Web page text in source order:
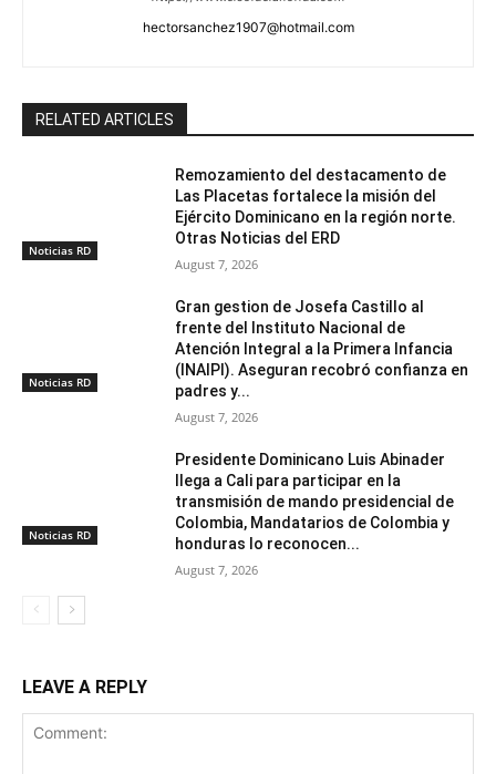
hectorsanchez1907@hotmail.com
RELATED ARTICLES
Noticias RD
Remozamiento del destacamento de
Las Placetas fortalece la misión del
Ejército Dominicano en la región norte.
Otras Noticias del ERD
August 7, 2026
Noticias RD
Gran gestion de Josefa Castillo al
frente del Instituto Nacional de
Atención Integral a la Primera Infancia
(INAIPI). Aseguran recobró confianza en
padres y...
August 7, 2026
Noticias RD
Presidente Dominicano Luis Abinader
llega a Cali para participar en la
transmisión de mando presidencial de
Colombia, Mandatarios de Colombia y
honduras lo reconocen...
August 7, 2026
LEAVE A REPLY